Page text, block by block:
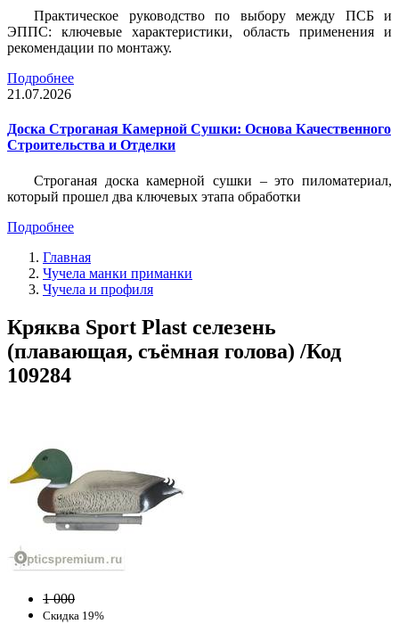
Практическое руководство по выбору между ПСБ и
ЭППС: ключевые характеристики, область применения и
рекомендации по монтажу.
Подробнее
21.07.2026
Доска Строганая Камерной Сушки: Основа Качественного
Строительства и Отделки
Строганая доска камерной сушки – это пиломатериал,
который прошел два ключевых этапа обработки
Подробнее
Главная
Чучела манки приманки
Чучела и профиля
Кряква Sport Plast селезень
(плавающая, съёмная голова) /Код
109284
1 000
Скидка 19%